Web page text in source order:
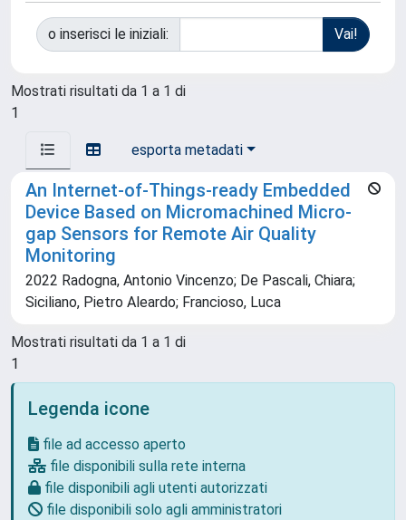
o inserisci le iniziali:
Mostrati risultati da 1 a 1 di
1
esporta metadati
An Internet-of-Things-ready Embedded
Device Based on Micromachined Micro-
gap Sensors for Remote Air Quality
Monitoring
2022 Radogna, Antonio Vincenzo; De Pascali, Chiara;
Siciliano, Pietro Aleardo; Francioso, Luca
Mostrati risultati da 1 a 1 di
1
Legenda icone
file ad accesso aperto
file disponibili sulla rete interna
file disponibili agli utenti autorizzati
file disponibili solo agli amministratori